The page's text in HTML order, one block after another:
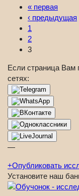
« первая
‹ предыдущая
1
2
3
Если страница Вам
сетях:
—
+Опубликовать
Установите наш